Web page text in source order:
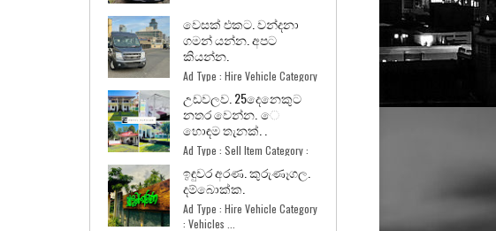
වෙසක් එකට. වන්දනා
ගමන් යන්න. අපට
කියන්න.
Ad Type : Hire Vehicle Category
: Vehicles ...
උඩවලව. 25දෙනෙකුට
නතර වෙන්න. ෙ
හොඳම තැනක්. .
Ad Type : Sell Item Category :
Home and Garde... ඉඳුවර අරණ. කුරුණෑගල.
දම්බොක්ක.
Ad Type : Hire Vehicle Category
: Vehicles ...